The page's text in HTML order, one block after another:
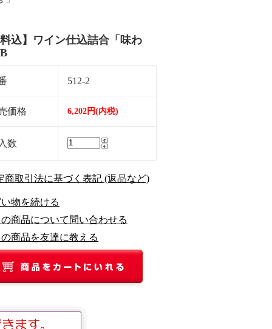
込】ワイン仕込詰合「味わ
512-2
価格 6,202円(内税)
数
商取引法に基づく表記 (返品など)
物を続ける
商品について問い合わせる
商品を友達に教える